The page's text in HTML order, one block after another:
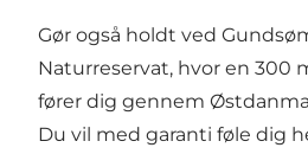
Gør også holdt ved
Naturreservat, hvor en 300
fører dig gennem
Du vil med garanti føle dig